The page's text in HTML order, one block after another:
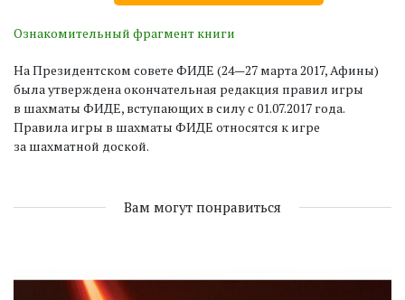
Ознакомительный фрагмент книги
На Президентском совете ФИДЕ (24—27 марта 2017, Афины)
была утверждена окончательная редакция правил игры
в шахматы ФИДЕ, вступающих в силу с 01.07.2017 года.
Правила игры в шахматы ФИДЕ относятся к игре
за шахматной доской.
Вам могут понравиться